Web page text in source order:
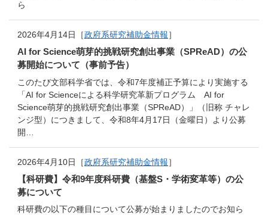
ら
2026年4月14日［政府系研究補助金情報］
AI for Science萌芽的挑戦研究創出事業（SPReAD）の公
募開始について（事前予告）
このたび文部科学省では、令和7年度補正予算により実施する
「AI for Scienceによる科学研究⾰新プログラム AI for
Science萌芽的挑戦研究創出事業（SPReAD）」（旧称 チャレ
ンジ型）につきまして、令和8年4月17日（金曜日）より公募
開…
2026年4月10日［政府系研究補助金情報］
【科研費】令和9年度科研費（基盤S・学術変革等）の公
募について
科研費の以下の種目について公募が始まりましたのでお知ら